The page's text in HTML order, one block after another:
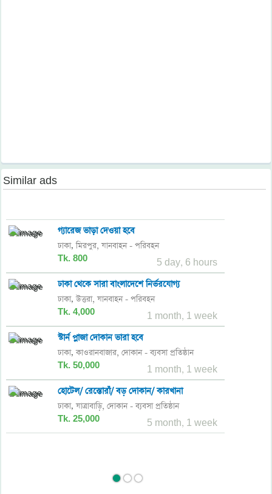
Similar ads
গ্যারেজ ভাড়া দেওয়া হবে
ঢাকা,মিরপুর, যানবাহন - পরিবহন
Tk. 800 5 day, 6 hours
ঢাকা থেকে সারা বাংলাদেশে নির্ভরযোগ্য
ঢাকা,উত্তরা, যানবাহন - পরিবহন
Tk. 4,000 1 month, 1 week
স্টার্ন প্লাজা দোকান ভারা হবে
ঢাকা,কাওরানবাজার, দোকান - ব্যবসা প্রতিষ্ঠান
Tk. 50,000 1 month, 1 week
হোটেল/ রেস্তোরাঁ/ বড় দোকান/ কারখানা
ঢাকা,যাত্রাবাড়ি, দোকান - ব্যবসা প্রতিষ্ঠান
Tk. 25,000 5 month, 1 week